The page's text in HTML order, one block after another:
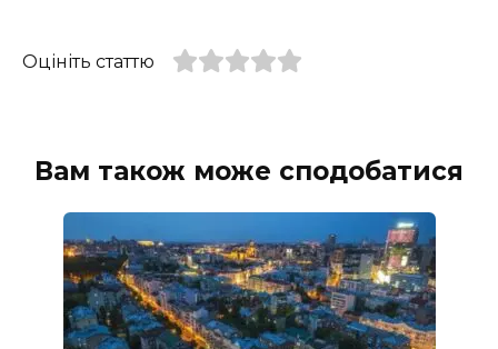
Оцініть статтю
Вам також може сподобатися